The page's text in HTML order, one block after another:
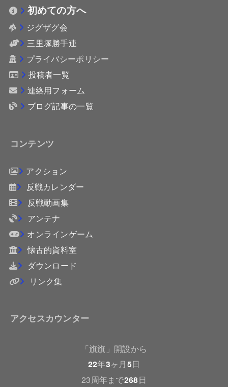
初めての方へ
ジグザグ会
三里塚勝手連
プライバシーポリシー
投稿者一覧
連絡用フォーム
ブログ記事の一覧
コンテンツ
アクション
反戦カレンダー
反戦動画集
アンテナ
オンラインゲーム
懐古的資料室
ダウンロード
リンク集
アクセスカウンター
「旗旗」開設から
22年3ヶ月5日
23周年まで268日